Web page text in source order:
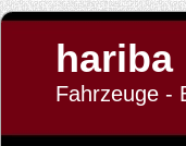
hariba
Fahrzeuge -